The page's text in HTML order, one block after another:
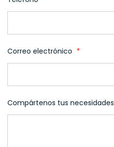
Correo electrónico *
Compártenos tus necesidades